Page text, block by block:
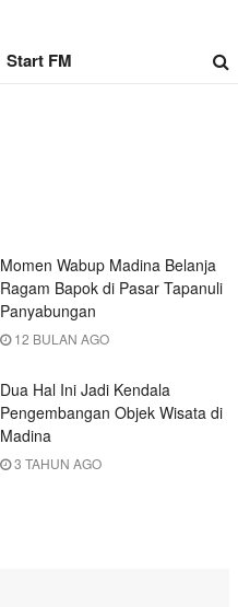
Start FM
Momen Wabup Madina Belanja
Ragam Bapok di Pasar Tapanuli
Panyabungan
12 BULAN AGO
Dua Hal Ini Jadi Kendala
Pengembangan Objek Wisata di
Madina
3 TAHUN AGO